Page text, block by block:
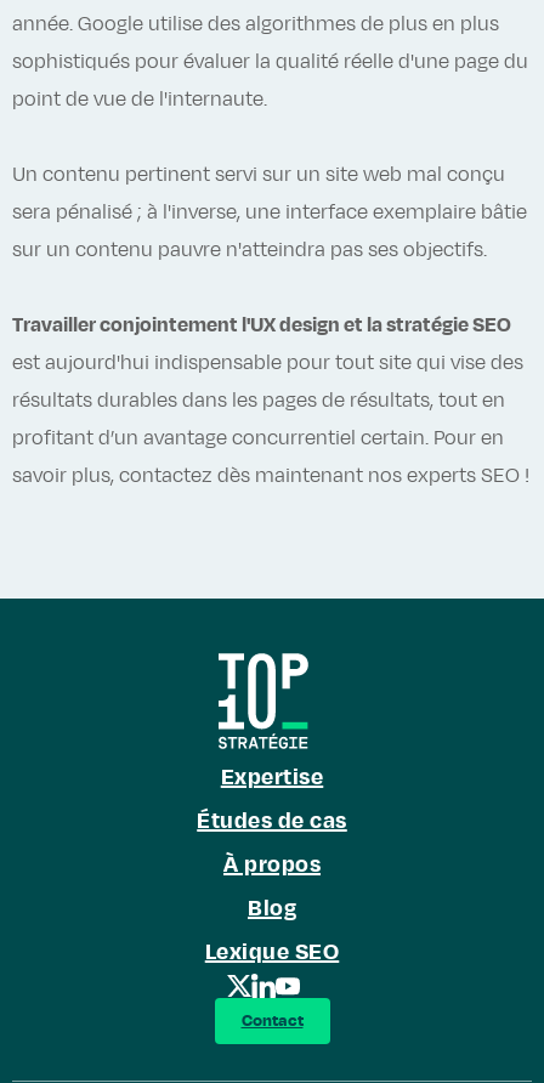
année. Google utilise des algorithmes de plus en plus
sophistiqués pour évaluer la qualité réelle d'une page du
point de vue de l'internaute.
Un contenu pertinent servi sur un site web mal conçu
sera pénalisé ; à l'inverse, une interface exemplaire bâtie
sur un contenu pauvre n'atteindra pas ses objectifs.
Travailler conjointement l'UX design et la stratégie SEO
est aujourd'hui indispensable pour tout site qui vise des
résultats durables dans les pages de résultats, tout en
profitant d’un avantage concurrentiel certain. Pour en
savoir plus, contactez dès maintenant nos experts SEO !
Expertise
Études de cas
À propos
Blog
Lexique SEO
Contact